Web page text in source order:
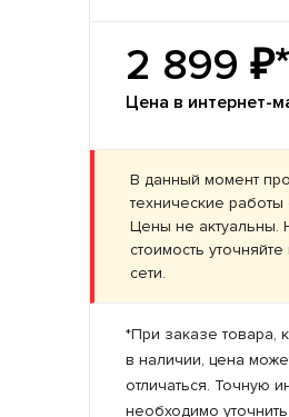
2 899 ₽*
Цена в интернет-
В данный момент
технические работы
Цены не актуальны.
стоимость
сети.
*При заказе товара,
в наличии, цена
отличаться. Точную
необходимо